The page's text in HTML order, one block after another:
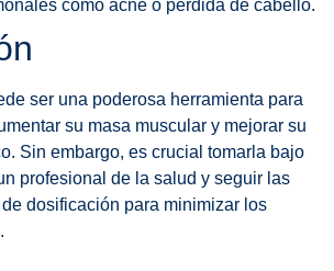
como acné o pérdida de cabello.
ser una poderosa herramienta para
su masa muscular y mejorar su
Sin embargo, es crucial tomarla bajo
profesional de la salud y seguir las
dosificación para minimizar los